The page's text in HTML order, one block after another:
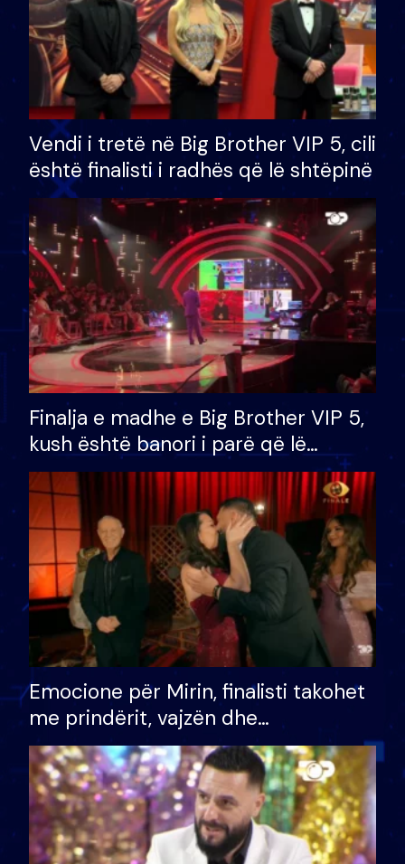
Vendi i tretë në Big Brother VIP 5, cili
është finalisti i radhës që lë shtëpinë
Finalja e madhe e Big Brother VIP 5,
kush është banori i parë që lë
shtëpinë dhe humb mundësinë për
të fituar çmimin e madh
Emocione për Mirin, finalisti takohet
me prindërit, vajzën dhe
bashkëshorten: S’kemi ndonjë letër
divorci apo jo?